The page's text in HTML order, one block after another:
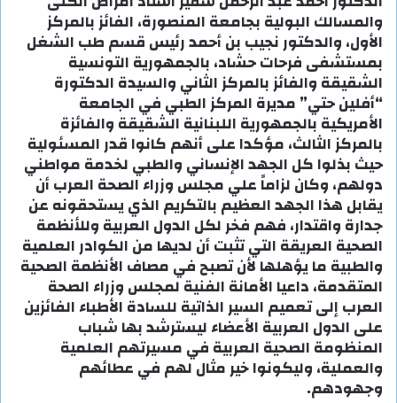
والمسالك البولية بجامعة المنصورة، الفائز بالمركز
الأول، والدكتور نجيب بن أحمد رئيس قسم طب الشغل
بمستشفى فرحات حشاد، بالجمهورية التونسية
الشقيقة والفائز بالمركز الثاني والسيدة الدكتورة
“أفلين حتي” مديرة المركز الطبي في الجامعة
الأمريكية بالجمهورية اللبنانية الشقيقة والفائزة
بالمركز الثالث، مؤكدا على أنهم كانوا قدر المسئولية
حيث بذلوا كل الجهد الإنساني والطبي لخدمة مواطني
دولهم، وكان لزاماً علي مجلس وزراء الصحة العرب أن
يقابل هذا الجهد العظيم بالتكريم الذي يستحقونه عن
جدارة واقتدار، فهم فخر لكل الدول العربية وللأنظمة
الصحية العريقة التي تثبت أن لديها من الكوادر العلمية
والطبية ما يؤهلها لأن تصبح في مصاف الأنظمة الصحية
المتقدمة، داعيا الأمانة الفنية لمجلس وزراء الصحة
العرب إلى تعميم السير الذاتية للسادة الأطباء الفائزين
على الدول العربية الأعضاء ليسترشد بها شباب
المنظومة الصحية العربية في مسيرتهم العلمية
والعملية، وليكونوا خير مثال لهم في عطائهم
وجهودهم.